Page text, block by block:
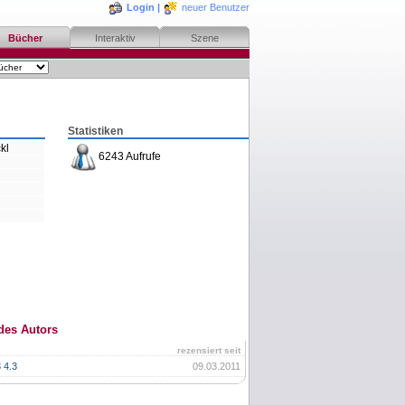
Login | neuer Benutzer
Bücher Interaktiv Szene
Statistiken
6243 Aufrufe
Autors
rezensiert seit
09.03.2011
4.3